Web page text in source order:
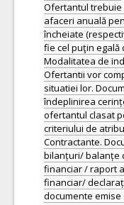
Ofertantul trebuie
afaceri anuală
încheiate
fie cel puţin egală
Modalitatea de
Ofertantii vor
situatiei lor.
îndeplinirea
ofertantul clasat
criteriului de
Contractante.
bilanțuri/ balanțe
financiar / raport
financiar/
documente